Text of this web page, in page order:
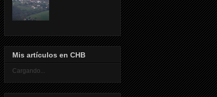
Mis artículos en CHB
Cargando...